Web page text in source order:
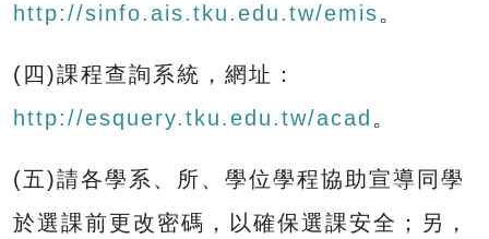
http://sinfo.ais.tku.edu.tw/emis。
(四)課程查詢系統，網址：
http://esquery.tku.edu.tw/acad 。
(五)請各學系、所、學位學程協助宣導同學
於選課前更改密碼，以確保選課安全；另，